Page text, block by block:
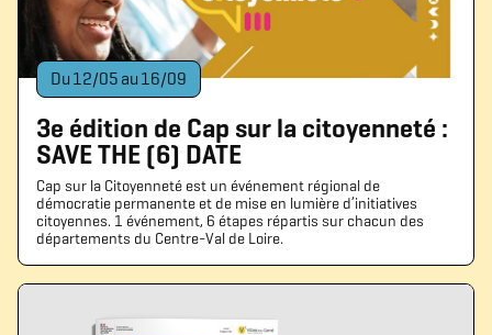
Du 12/05 au 16/09
3e édition de Cap sur la citoyenneté :
SAVE THE (6) DATE
Cap sur la Citoyenneté est un événement régional de
démocratie permanente et de mise en lumière d’initiatives
citoyennes. 1 événement, 6 étapes répartis sur chacun des
départements du Centre-Val de Loire.